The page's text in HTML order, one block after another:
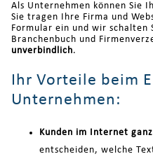
Als Unternehmen können Sie
Sie tragen Ihre Firma und
Formular ein und wir schalten
Branchenbuch und
unverbindlich.
Ihr Vorteile beim
Unternehmen:
Kunden im Internet
entscheiden, welche